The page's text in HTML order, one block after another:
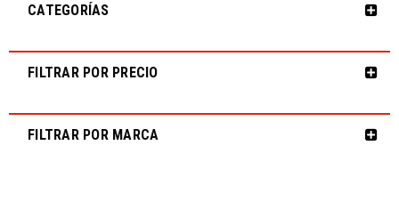
CATEGORÍAS
FILTRAR POR PRECIO
FILTRAR POR MARCA